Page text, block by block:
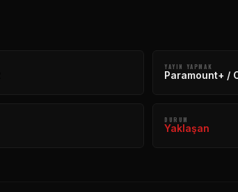
YAYIN YAPMAK
Paramount+ /
DURUM
Yaklaşan